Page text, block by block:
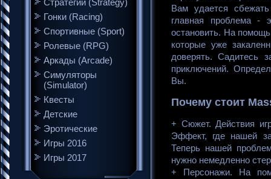
Стратегии (Strategy)
Гонки (Racing)
Спортивные (Sport)
Ролевые (RPG)
Аркады (Arcade)
Симуляторы
(Simulator)
Квесты
Детские
Эротические
Игры 2016
Игры 2017
Вам удается
главная проблема -
остановить. На
которые уже
доверять. Садитесь
приключений.
Вы.
Почему стоит
+ Сюжет. Действия
Эффект, где нашей
Теперь нашей
нужно немедленно
+ Персонажи. На